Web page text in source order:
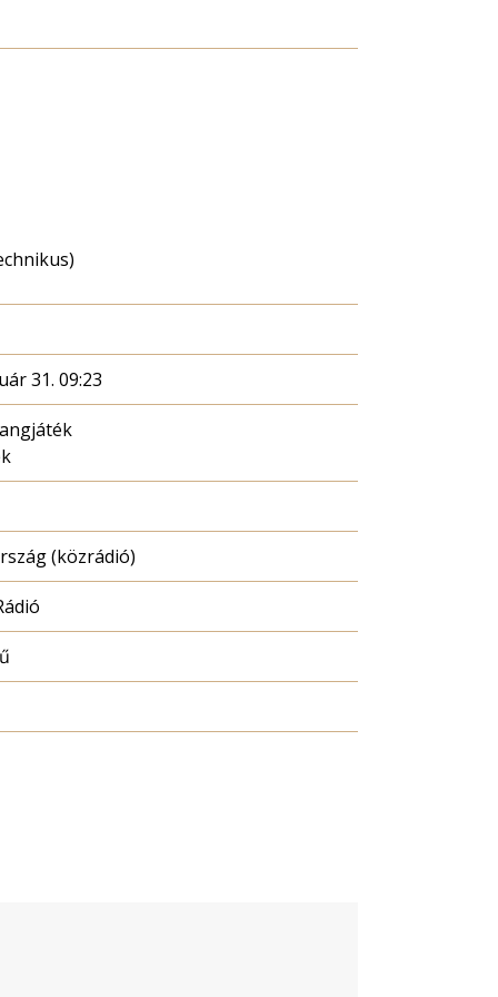
31. 09:23
(közrádió)